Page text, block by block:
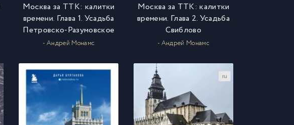
Москва за ТТК: калитки
времени. Глава 1. Усадьба
Петровско-Разумовское
- Андрей Монамс
Москва за ТТК: калитки
времени. Глава 2. Усадьба
Свиблово
- Андрей Монамс